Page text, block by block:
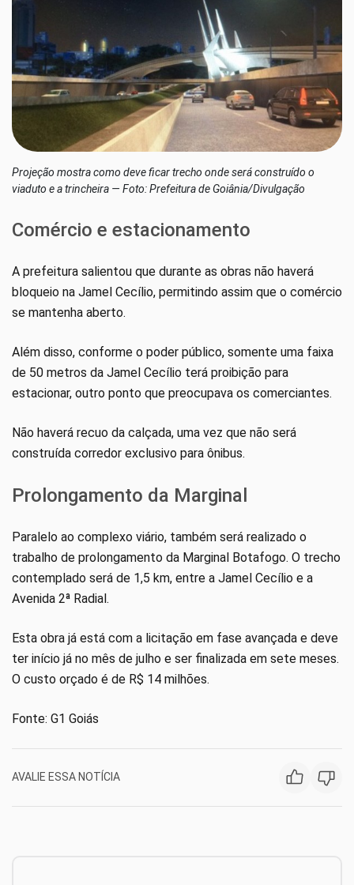
Projeção mostra como deve ficar trecho onde será construído o
viaduto e a trincheira — Foto: Prefeitura de Goiânia/Divulgação
Comércio e estacionamento
A prefeitura salientou que durante as obras não haverá
bloqueio na Jamel Cecílio, permitindo assim que o comércio
se mantenha aberto.
Além disso, conforme o poder público, somente uma faixa
de 50 metros da Jamel Cecílio terá proibição para
estacionar, outro ponto que preocupava os comerciantes.
Não haverá recuo da calçada, uma vez que não será
construída corredor exclusivo para ônibus.
Prolongamento da Marginal
Paralelo ao complexo viário, também será realizado o
trabalho de prolongamento da Marginal Botafogo. O trecho
contemplado será de 1,5 km, entre a Jamel Cecílio e a
Avenida 2ª Radial.
Esta obra já está com a licitação em fase avançada e deve
ter início já no mês de julho e ser finalizada em sete meses.
O custo orçado é de R$ 14 milhões.
Fonte: G1 Goiás
AVALIE ESSA NOTÍCIA